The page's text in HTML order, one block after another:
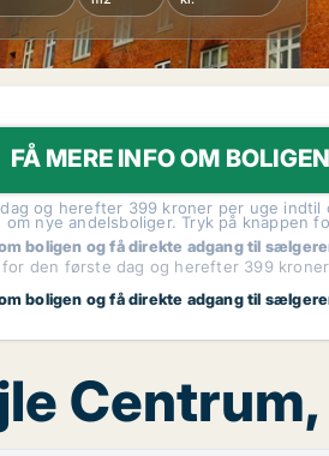
FÅ MERE INFO OM BOLIGEN
og herefter 399 kroner per uge
nye andelsboliger. Tryk på knappen
boligen og få direkte adgang til
den første dag og herefter 399
boligen og få direkte adgang til